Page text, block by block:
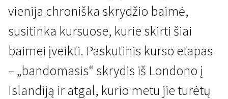
vienija chroniška skrydžio baimė,
susitinka kursuose, kurie skirti šiai
baimei įveikti. Paskutinis kurso etapas
– „bandomasis“ skrydis iš Londono į
Islandiją ir atgal, kurio metu jie turėtų